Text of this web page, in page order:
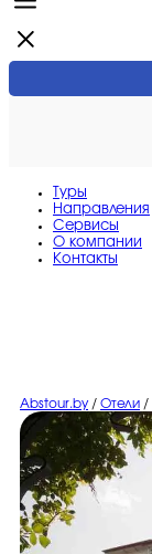
Туры
Направления
Сервисы
O компании
Контакты
Abstour.by / Отели /